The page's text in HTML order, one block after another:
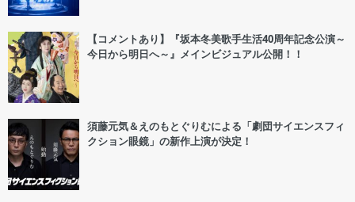
【コメントあり】『坂本冬美歌手生活40周年記念公演～
今日から明日へ～』メインビジュアル公開！！
須藤元気＆えのもとぐりむによる「劇団サイエンスフィ
クション眼鏡」の新作上演が決定！